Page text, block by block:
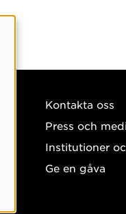
Kontakta oss
Press och
Institutioner
Ge en gåva